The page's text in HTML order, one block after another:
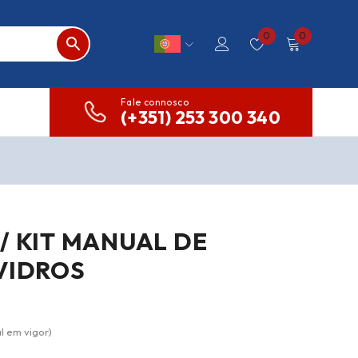
0 0
Fale connosco
(+351) 253 300 340
KIT MANUAL DE
em vigor)